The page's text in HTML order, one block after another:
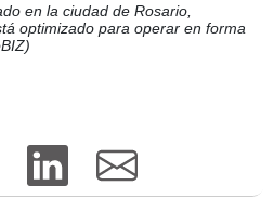
en la ciudad de Rosario,
optimizado para operar en forma